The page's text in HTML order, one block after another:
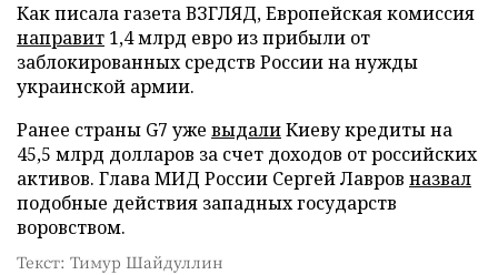
Как писала газета ВЗГЛЯД, Европейская комиссия
направит 1,4 млрд евро из прибыли от
заблокированных средств России на нужды
украинской армии.
Ранее страны G7 уже выдалиКиеву кредиты на
45,5 млрд долларов за счет доходов от российских
активов. Глава МИД России Сергей Лавров назвал
подобные действия западных государств
воровством.
Текст: Тимур Шайдуллин